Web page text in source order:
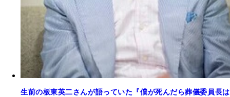
生前の板東英二さんが語っていた『僕が死んだら葬儀委員長は